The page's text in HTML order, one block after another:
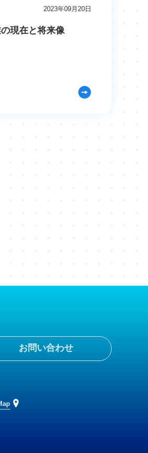
2023年09月20日
の現在と将来像
お問い合わせ